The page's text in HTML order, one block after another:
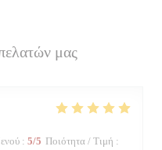
μας
: 5/5 Ποιότητα / Τιμή :